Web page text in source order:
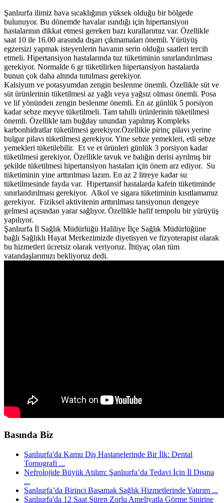
Şanlıurfa ilimiz hava sıcaklığının yüksek olduğu bir bölgede
bulunuyor. Bu dönemde havalar ısındığı için hipertansiyon
hastalarının dikkat etmesi gereken bazı kurallarımız var. Özellikle
saat 10 ile 16.00 arasında dışarı çıkmamaları önemli. Yürüyüş
egzersizi yapmak isteyenlerin havanın serin olduğu saatleri tercih
etmeli. Hipertansiyon hastalarında tuz tüketiminin sınırlandırılması
gerekiyor. Normalde 6 gr tüketilirken hipertansiyon hastalarda
bunun çok daha altında tutulması gerekiyor.
Kalsiyum ve potasyumdan zengin beslenme önemli. Özellikle süt ve
süt ürünlerinin tüketilmesi az yağlı veya yağsız olması önemli. Posa
ve lif yönünden zengin beslenme önemli. En az günlük 5 porsiyon
kadar sebze meyve tüketilmeli. Tam tahıllı ürünlerinin tüketilmesi
önemli. Özellikle tam buğday unundan yapılmış Kompleks
karbonhidratlar tüketilmesi gerekiyor.Özellikle pirinç pilavı yerine
bulgur pilavı tüketilmesi gerekiyor. Yine sebze yemekleri, etli sebze
yemekleri tüketilebilir. Et ve et ürünleri günlük 3 porsiyon kadar
tüketilmesi gerekiyor. Özellikle tavuk ve balığın derisi ayrılmış bir
şekilde tüketilmesi hipertansiyon hastaları için önem arz ediyor. Su
tüketiminin yine arttırılması lazım. En az 2 litreye kadar su
tüketilmesinde fayda var. Hipertansif hastalarda kafein tüketiminde
sınırlandırılması gerekiyor. Alkol ve sigara tüketiminin kısıtlamamız
gerekiyor. Fiziksel aktivitenin arttırılması tansiyonun dengeye
gelmesi açısından yarar sağlıyor. Özellikle hafif tempolu bir yürüyüş
yapılıyor.
Şanlıurfa İl Sağlık Müdürlüğü Haliliye İlçe Sağlık Müdürlüğüne
bağlı Sağlıklı Hayat Merkezimizde diyetisyen ve fizyoterapist olarak
bu hizmetleri ücretsiz olarak veriyoruz. İhtiyaç olan tüm
vatandaşlarımızı bekliyoruz dedi.
Basında Biz
Şanlıurfa'da Kamu Diş Hastanelerinde Bir İlk: Dental
Tomografi ...
Nefrolojide Büyük Atılım: Şanlıurfa’da Tedavi İçin İl Dışına
...
Şanlıurfa’da Birinci Basamak Sağlık Hizmetlerinde Yatırım ...
Şanlıurfa'da 12 Saat Süren Zorlu Ameliyatla Görme Sinirine